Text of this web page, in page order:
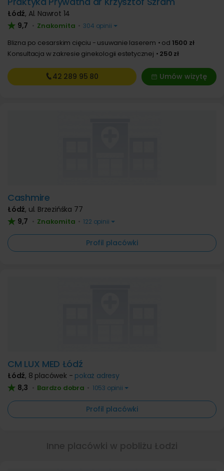
Łódź, Al. Nawrot 14
9,7 • Znakomita • 304 opinii
Blizna po cesarskim cięciu - usuwanie laserem od 1500 zł
Konsultacja w zakresie ginekologii estetycznej
250 zł
Umów wizytę
42 289 95 80
Cashmire
Łódź, ul. Brzezińśka 77
9,7 • Znakomita • 122 opinii
Profil placówki
CM LUX MED Łódź
Łódź, 8 placówek - pokaż adresy
8,3 • Bardzo dobra • 1053 opinii
Profil placówki